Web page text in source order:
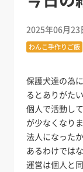
2025年06月23
わんこ手作りご飯
保護犬達の為
るとありがたい
個人で活動し
が少なくなりま
法人になった
あるわけではな
運営は個人と